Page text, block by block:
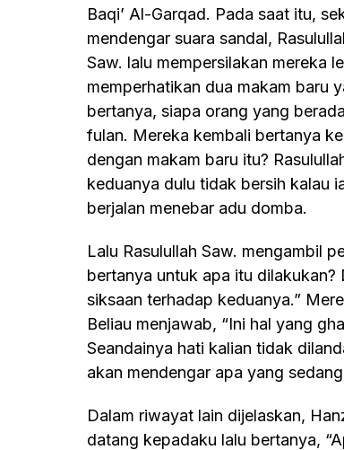
Baqi’ Al-Garqad. Pada saat itu,
mendengar suara sandal,
Saw. lalu mempersilakan mereka
memperhatikan dua makam baru
bertanya, siapa orang yang
fulan. Mereka kembali bertanya
dengan makam baru itu?
keduanya dulu tidak bersih kalau
berjalan menebar adu domba.
Lalu Rasulullah Saw. mengambil pelepah daun kurma yang masih basah, sahabat
bertanya untuk apa itu dilakukan?
siksaan terhadap keduanya.”
Beliau menjawab, “Ini hal yang
Seandainya hati kalian tidak
akan mendengar apa yang
Dalam riwayat lain dijelaskan, Hanzalah bin Al-Rabi’Al-Usaidi berkata, “Abu Bakar
datang kepadaku lalu bertanya,